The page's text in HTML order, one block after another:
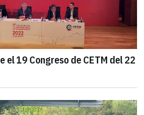
el 19 Congreso de CETM del 22